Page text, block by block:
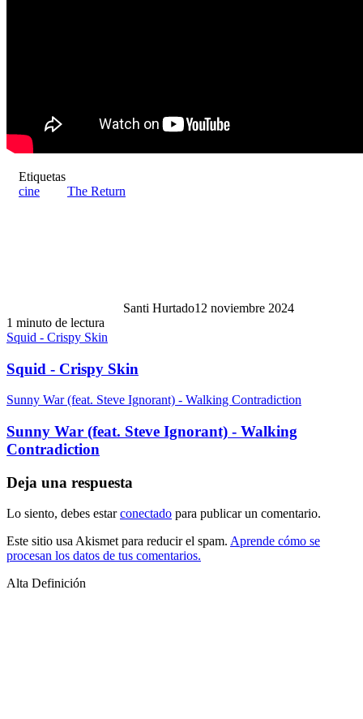
Etiquetas
cine
The Return
Santi Hurtado12 noviembre 2024
1 minuto de lectura
Squid - Crispy Skin
Squid - Crispy Skin
Sunny War (feat. Steve Ignorant) - Walking Contradiction
Sunny War (feat. Steve Ignorant) - Walking
Contradiction
Deja una respuesta
Lo siento, debes estarconectado para publicar un comentario.
Este sitio usa Akismet para reducir el spam. Aprende cómo se
procesan los datos de tus comentarios.
Alta Definición